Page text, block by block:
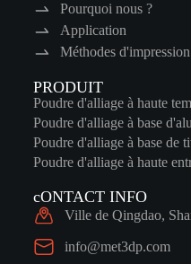
Pourquoi nous ?
Application
Méthodes d'impression
PRODUIT
Poudre d'alliage à haute
Poudre d'alliage à base
Poudre d'alliage à base de
Poudre d'alliage à haute
cONTACT INFO
Ville de Qingdao,
info@met3dp.com